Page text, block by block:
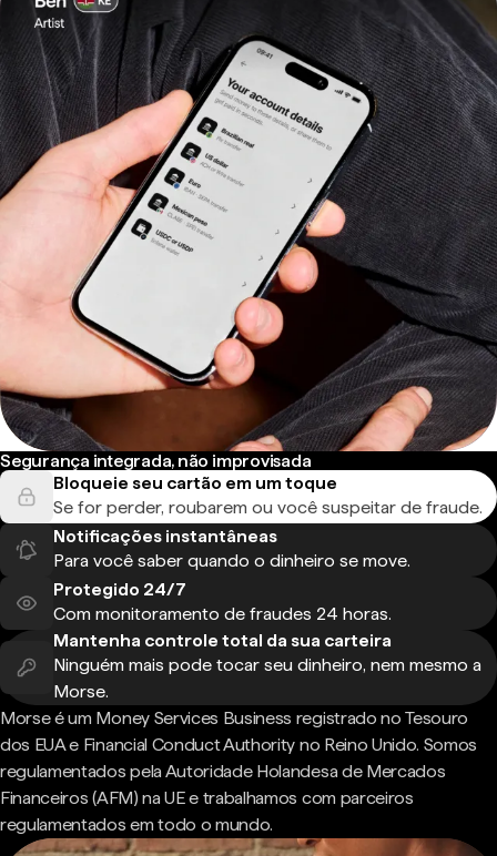
Segurança integrada, não improvisada
Bloqueie seu cartão em um toque
Se for perder, roubarem ou você suspeitar de fraude.
Notificações instantâneas
Para você saber quando o dinheiro se move.
Protegido 24/7
Com monitoramento de fraudes 24 horas.
Mantenha controle total da sua carteira
Ninguém mais pode tocar seu dinheiro, nem mesmo a
Morse.
Morse é um Money Services Business registrado no Tesouro
dos EUA e Financial Conduct Authority no Reino Unido. Somos
regulamentados pela Autoridade Holandesa de Mercados
Financeiros (AFM) na UE e trabalhamos com parceiros
regulamentados em todo o mundo.